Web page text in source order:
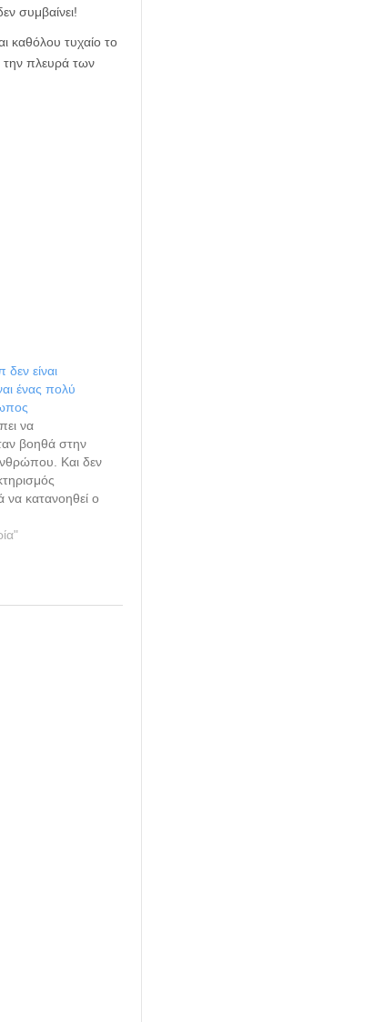
συμβαίνει!
καθόλου τυχαίο το
την πλευρά των
είναι
ένας πολύ
να
βοηθά στην
Και δεν
κατανοηθεί ο
στο
τον φασισμό
Η…